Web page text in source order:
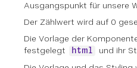
Ausgangspunkt für unsere
Der Zählwert wird auf 0
Die Vorlage der
festgelegt
html und ihr